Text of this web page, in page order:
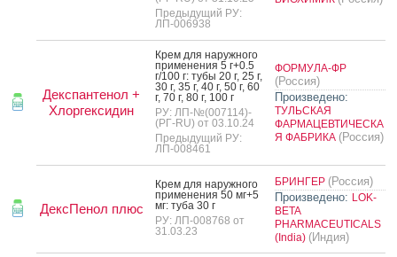
Предыдущий РУ:
ЛП-006938
Декспантенол +
Хлоргексидин
Крем для на­руж­но­го
при­мене­ния 5 г+0.5
г/100 г: ту­бы 20 г, 25 г,
30 г, 35 г, 40 г, 50 г, 60
г, 70 г, 80 г, 100 г
РУ: ЛП-№(007114)-
(РГ-RU) от 03.10.24
Предыдущий РУ:
ЛП-008461
ФОРМУЛА-ФР
(Россия)
Произведено:
ТУЛЬСКАЯ
ФАРМАЦЕВТИЧЕСКА
Я ФАБРИКА (Россия)
ДексПенол плюс
Крем для на­руж­но­го
при­мене­ния 50 мг+5
мг: ту­ба 30 г
РУ: ЛП-008768 от
31.03.23
БРИНГЕР (Россия)
Произведено: LOK-
BETA
PHARMACEUTICALS
(India) (Индия)